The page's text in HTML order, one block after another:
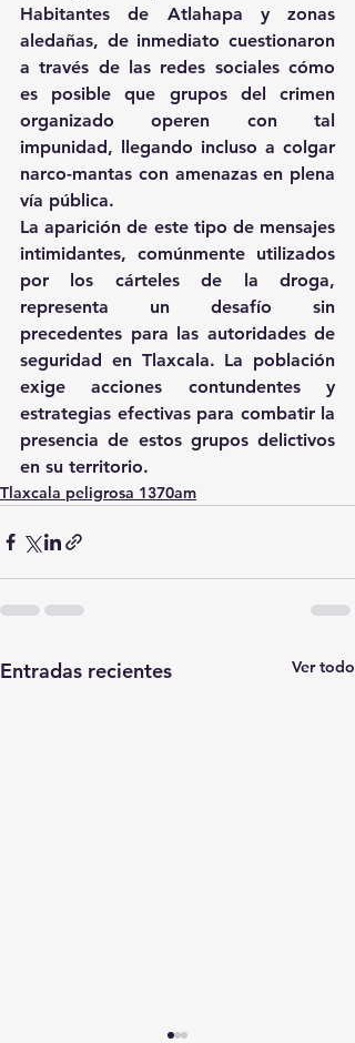
Habitantes de Atlahapa y zonas
aledañas, de inmediato cuestionaron
a través de las redes sociales cómo
es posible que grupos del crimen
organizado operen con tal
impunidad, llegando incluso a colgar
narco-mantas con amenazas en plena
vía pública.
La aparición de este tipo de mensajes
intimidantes, comúnmente utilizados
por los cárteles de la droga,
representa un desafío sin
precedentes para las autoridades de
seguridad en Tlaxcala. La población
exige acciones contundentes y
estrategias efectivas para combatir la
presencia de estos grupos delictivos
en su territorio.
Tlaxcala peligrosa 1370am
Entradas recientes Ver todo